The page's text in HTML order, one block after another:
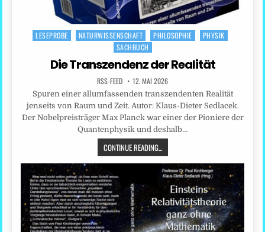
Posted
LESEPROBE NATURWISSENSCHAFT PHILOSOPHIE
PHYSIK
SACHBUCH
Die Transzendenz der Realität
RSS-FEED 12. MAI 2026
Spuren einer allumfassenden transzendenten Realität
jenseits von Raum und Zeit. Autor: Klaus-Dieter Sedlacek.
Der Nobelpreisträger Max Planck war einer der Pioniere der
Quantenphysik und deshalb…
CONTINUE READING...